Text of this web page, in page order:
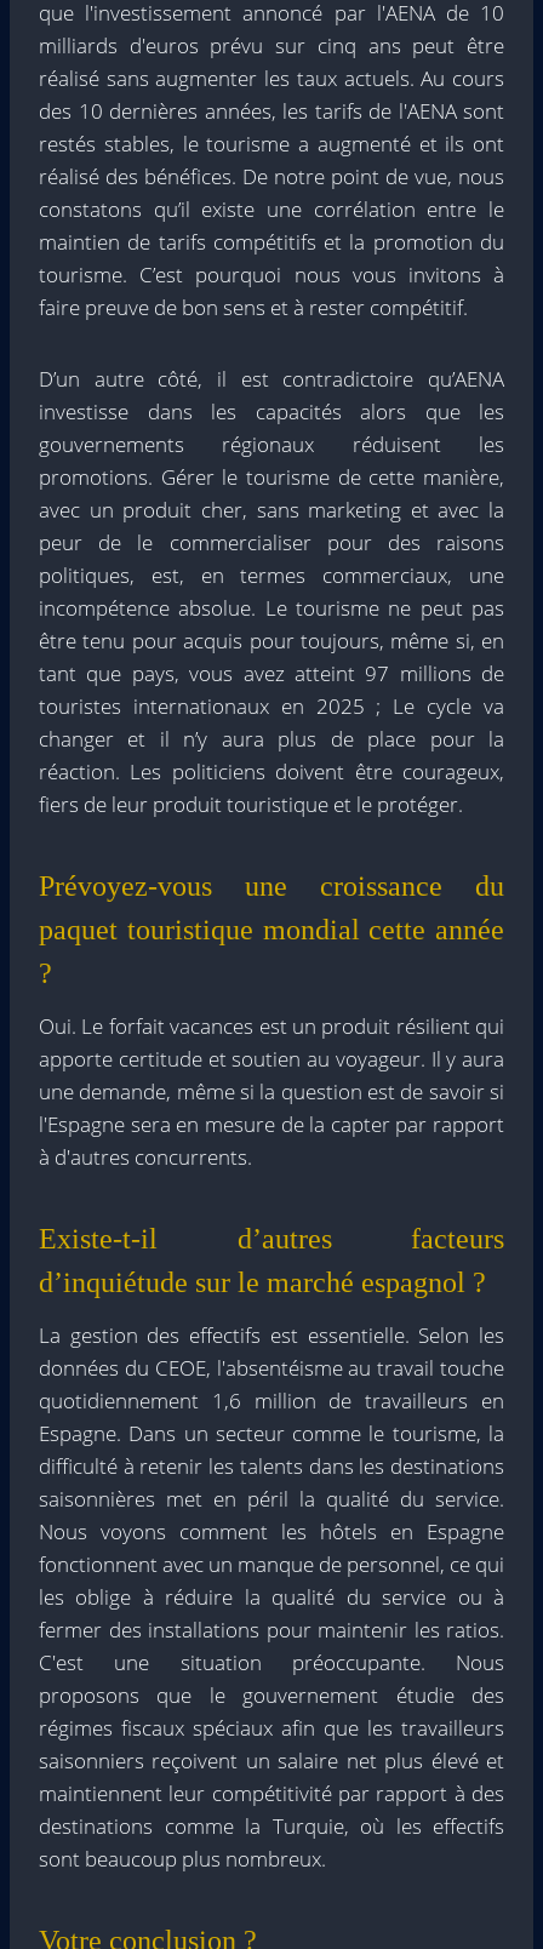
que l'investissement annoncé par l'AENA de 10
milliards d'euros prévu sur cinq ans peut être
réalisé sans augmenter les taux actuels. Au cours
des 10 dernières années, les tarifs de l'AENA sont
restés stables, le tourisme a augmenté et ils ont
réalisé des bénéfices. De notre point de vue, nous
constatons qu’il existe une corrélation entre le
maintien de tarifs compétitifs et la promotion du
tourisme. C’est pourquoi nous vous invitons à
faire preuve de bon sens et à rester compétitif.
D’un autre côté, il est contradictoire qu’AENA
investisse dans les capacités alors que les
gouvernements régionaux réduisent les
promotions. Gérer le tourisme de cette manière,
avec un produit cher, sans marketing et avec la
peur de le commercialiser pour des raisons
politiques, est, en termes commerciaux, une
incompétence absolue. Le tourisme ne peut pas
être tenu pour acquis pour toujours, même si, en
tant que pays, vous avez atteint 97 millions de
touristes internationaux en 2025 ; Le cycle va
changer et il n’y aura plus de place pour la
réaction. Les politiciens doivent être courageux,
fiers de leur produit touristique et le protéger.
Prévoyez-vous une croissance du
paquet touristique mondial cette année
?
Oui. Le forfait vacances est un produit résilient qui
apporte certitude et soutien au voyageur. Il y aura
une demande, même si la question est de savoir si
l'Espagne sera en mesure de la capter par rapport
à d'autres concurrents.
Existe-t-il d’autres facteurs
d’inquiétude sur le marché espagnol ?
La gestion des effectifs est essentielle. Selon les
données du CEOE, l'absentéisme au travail touche
quotidiennement 1,6 million de travailleurs en
Espagne. Dans un secteur comme le tourisme, la
difficulté à retenir les talents dans les destinations
saisonnières met en péril la qualité du service.
Nous voyons comment les hôtels en Espagne
fonctionnent avec un manque de personnel, ce qui
les oblige à réduire la qualité du service ou à
fermer des installations pour maintenir les ratios.
C'est une situation préoccupante. Nous
proposons que le gouvernement étudie des
régimes fiscaux spéciaux afin que les travailleurs
saisonniers reçoivent un salaire net plus élevé et
maintiennent leur compétitivité par rapport à des
destinations comme la Turquie, où les effectifs
sont beaucoup plus nombreux.
Votre conclusion ?